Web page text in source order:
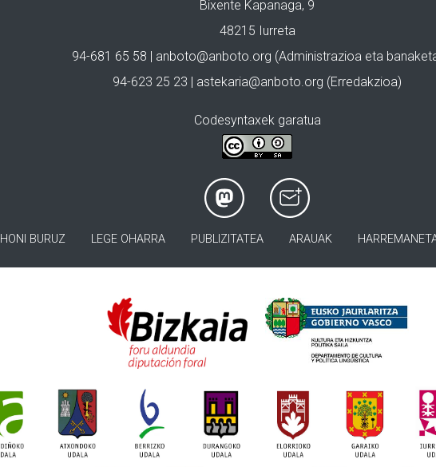
Bixente Kapanaga, 9
48215 Iurreta
94-681 65 58 | anboto@anboto.org (Administrazioa eta
94-623 25 23 | astekaria@anboto.org (Erredakzioa)
Codesyntaxek garatua
HONI BURUZ LEGE OHARRA PUBLIZITATEA ARAUAK